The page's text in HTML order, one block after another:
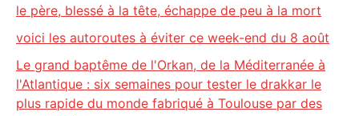
le père, blessé à la tête, échappe de peu à la mort
voici les autoroutes à éviter ce week-end du 8 août
Le grand baptême de l'Orkan, de la Méditerranée à
l'Atlantique : six semaines pour tester le drakkar le
plus rapide du monde fabriqué à Toulouse par des